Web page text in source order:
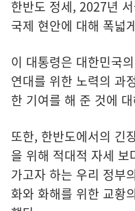
한반도 정세, 2027년
국제 현안에 대해 폭넓
이 대통령은 대한민국
연대를 위한 노력의 과
한 기여를 해 준 것에
또한, 한반도에서의 긴
을 위해 적대적 자세
가고자 하는 우리 정부
화와 화해를 위한 교황